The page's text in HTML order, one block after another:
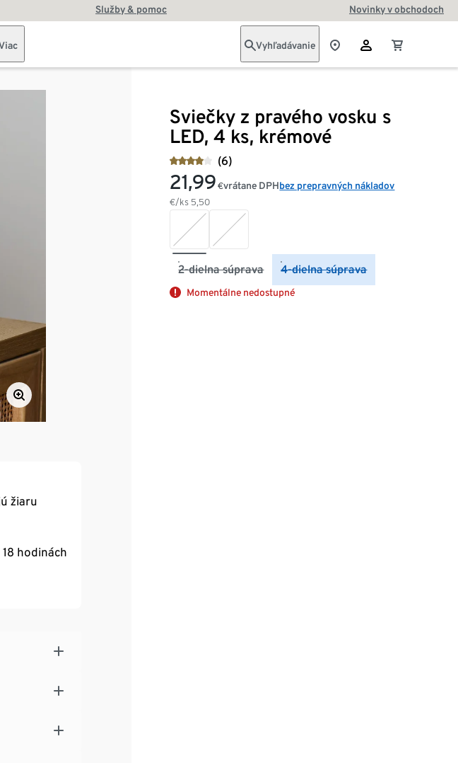
Služby & pomoc Novinky v obchodoch
Vyhľadávanie
Sviečky z pravého vosku s
LED, 4 ks, krémové
(6)
21,99 €
€/ks 5,50
vrátane DPHbez prepravných nákladov
2-dielna súprava 4-dielna súprava
Momentálne nedostupné
žiaru
hodinách